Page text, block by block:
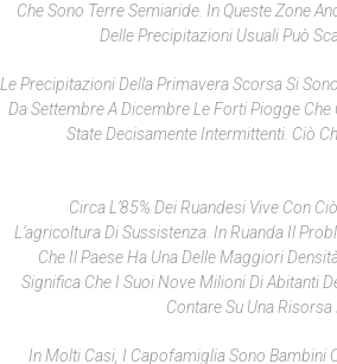
Che Sono Terre Semiaride. In Queste Zone
Delle Precipitazioni Usuali Può
Le Precipitazioni Della Primavera Scorsa Si
Da Settembre A Dicembre Le Forti Piogge
State Decisamente Intermittenti. Ciò
Circa L’85% Dei Ruandesi Vive Con
L’agricoltura Di Sussistenza. In Ruanda Il
Che Il Paese Ha Una Delle Maggiori
Significa Che I Suoi Nove Milioni Di Abitanti
Contare Su Una
In Molti Casi, I Capofamiglia Sono Bambini